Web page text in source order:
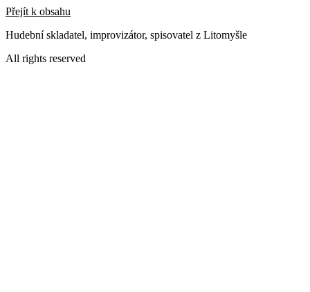
Přejít k obsahu
Hudební skladatel, improvizátor, spisovatel z Litomyšle
All rights reserved